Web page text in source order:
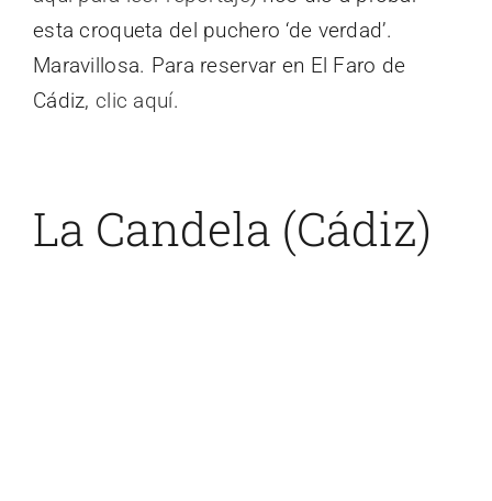
esta croqueta del puchero ‘de verdad’.
Maravillosa. Para reservar en El Faro de
Cádiz, clic aquí.
La Candela (Cádiz)